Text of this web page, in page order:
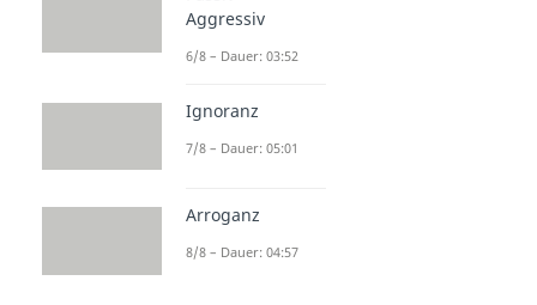
Aggressiv
6/8 – Dauer: 03:52
Ignoranz
7/8 – Dauer: 05:01
Arroganz
8/8 – Dauer: 04:57